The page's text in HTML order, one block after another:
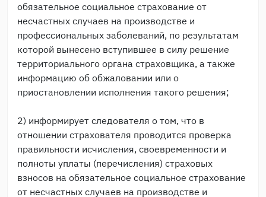
обязательное социальное страхование от
несчастных случаев на производстве и
профессиональных заболеваний, по результатам
которой вынесено вступившее в силу решение
территориального органа страховщика, а также
информацию об обжаловании или о
приостановлении исполнения такого решения;
2) информирует следователя о том, что в
отношении страхователя проводится проверка
правильности исчисления, своевременности и
полноты уплаты (перечисления) страховых
взносов на обязательное социальное страхование
от несчастных случаев на производстве и